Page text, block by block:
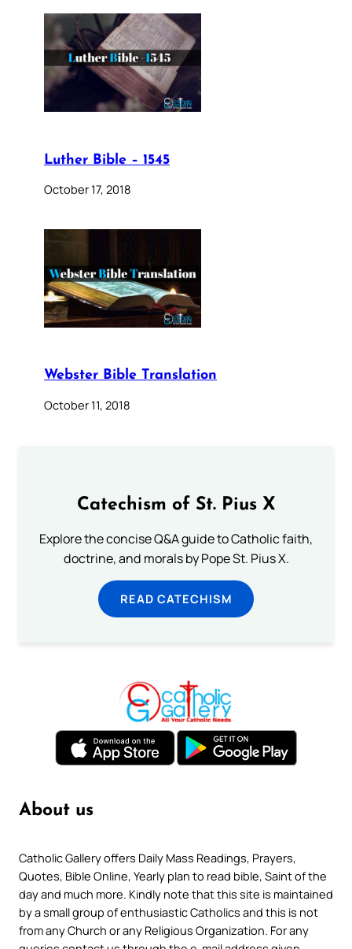
Luther Bible – 1545
October 17, 2018
Webster Bible Translation
October 11, 2018
Catechism of St. Pius X
Explore the concise Q&A guide to Catholic faith,
doctrine, and morals by Pope St. Pius X.
READ CATECHISM
About us
Catholic Gallery offers Daily Mass Readings, Prayers,
Quotes, Bible Online, Yearly plan to read bible, Saint of the
day and much more. Kindly note that this site is maintained
by a small group of enthusiastic Catholics and this is not
from any Church or any Religious Organization. For any